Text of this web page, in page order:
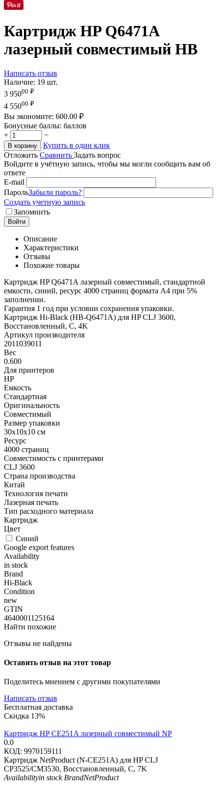
Картридж HP Q6471A
лазерный совместимый HB
Написать отзыв
Наличие: 19 шт.
3 95000 ₽
4 55000 ₽
Вы экономите: 600.00 ₽
Бонусные баллы: баллов
+
−
В корзину
Купить в один клик
Отложить Сравнить Задать вопрос
Войдите в учётную запись, чтобы мы могли сообщить вам об
ответе
E-mail
ПарольЗабыли пароль?
Создать учетную запись
Запомнить
Войти
Описание
Характеристики
Отзывы
Похожие товары
Картридж HP Q6471A лазерный совместимый, стандартной
емкости, синий, ресурс 4000 страниц формата А4 при 5%
заполнении.
Гарантия 1 год при условии сохранения упаковки.
Картридж Hi-Black (HB-Q6471A) для HP CLJ 3600,
Восстановленный, C, 4K
Артикул производителя
2011039011
Вес
0.600
Для принтеров
HP
Емкость
Стандартная
Оригинальность
Совместимый
Размер упаковки
30x10x10 см
Ресурс
4000 страниц
Совместимость с принтерами
CLJ 3600
Страна производства
Китай
Технология печати
Лазерная печать
Тип расходного материала
Картридж
Цвет
Синий
Google export features
Availability
in stock
Brand
Hi-Black
Condition
new
GTIN
4640001125164
Найти похожие
Отзывы не найдены
Оставить отзыв на этот товар
Поделитесь мнением с другими покупателями
Написать отзыв
Бесплатная доставка
Скидка 13%
Картридж HP CE251A лазерный совместимый NP
0.0
КОД: 9970159111
Картридж NetProduct (N-CE251A) для HP CLJ
CP3525/CM3530, Восстановленный, C, 7K
Availabilityin stock BrandNetProduct